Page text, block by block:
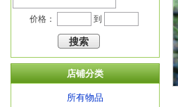
价格： 到
店铺分类
所有物品